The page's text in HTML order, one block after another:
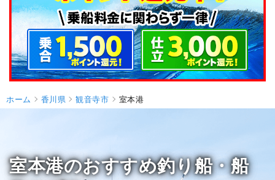
ホーム 香川県 観音寺市 室本港
室本港のおすすめ釣り船・船